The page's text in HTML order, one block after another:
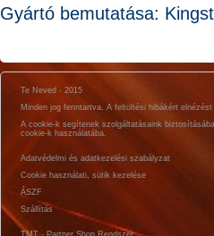
Gyártó bemutatása:
Te Neved - 2015
Minden jog fenntartva. A feltöltési hibákért
A cookie-k segítenek szolgáltatásaink
cookie-k használatába.
Adatvédelmi és adatkezelési szabályzat
Cookie használati, sütik kezelése
ÁSZF
Szállítás